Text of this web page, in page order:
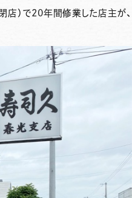
店）で20年間修業した店主が、